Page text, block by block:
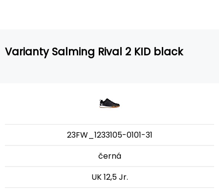
Varianty Salming Rival 2 KID black
23FW_1233105-0101-31
černá
UK 12,5 Jr.